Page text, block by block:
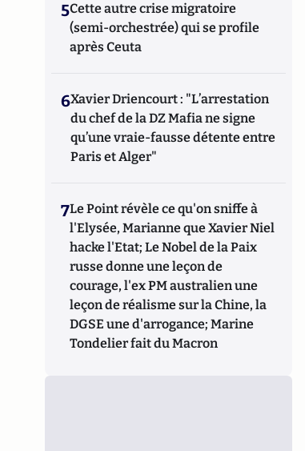
5Cette autre crise migratoire
(semi-orchestrée) qui se profile
après Ceuta
6Xavier Driencourt : "L’arrestation
du chef de la DZ Mafia ne signe
qu’une vraie-fausse détente entre
Paris et Alger"
7Le Point révèle ce qu'on sniffe à
l'Elysée, Marianne que Xavier Niel
hacke l'Etat; Le Nobel de la Paix
russe donne une leçon de
courage, l'ex PM australien une
leçon de réalisme sur la Chine, la
DGSE une d'arrogance; Marine
Tondelier fait du Macron